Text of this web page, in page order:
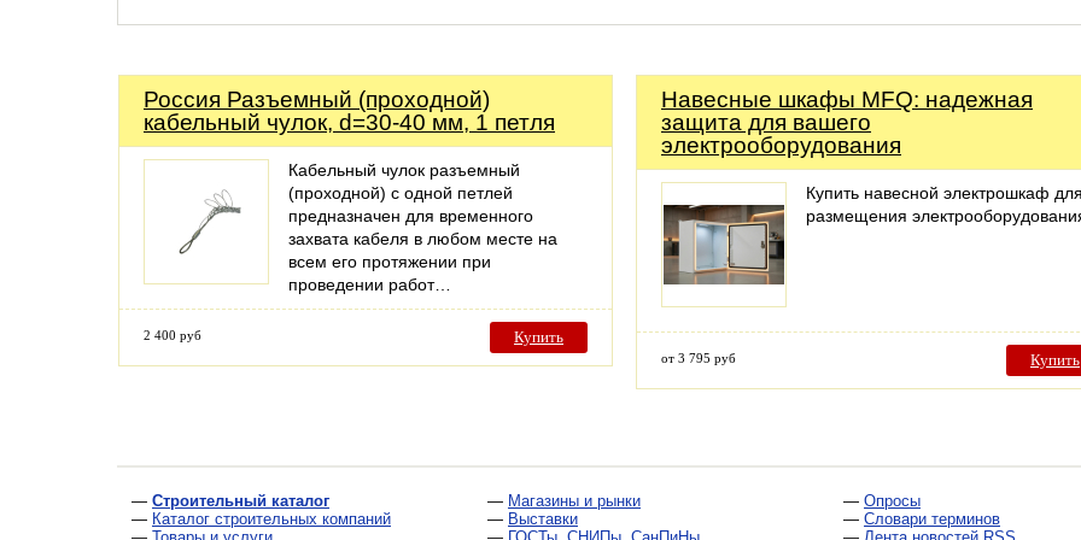
Россия Разъемный (проходной)
кабельный чулок, d=30-40 мм, 1 петля
Кабельный чулок разъемный
(проходной) с одной петлей
предназначен для временного
захвата кабеля в любом месте на
всем его протяжении при
проведении работ…
2 400 руб Купить
Навесные шкафы MFQ: надежная
защита для вашего
электрооборудования
Купить навесной электрошкаф
размещения
от 3 795 руб Купить
— Строительный каталог
— Каталог строительных компаний
— Магазины и рынки
— Выставки
— Опросы
— Словари терминов